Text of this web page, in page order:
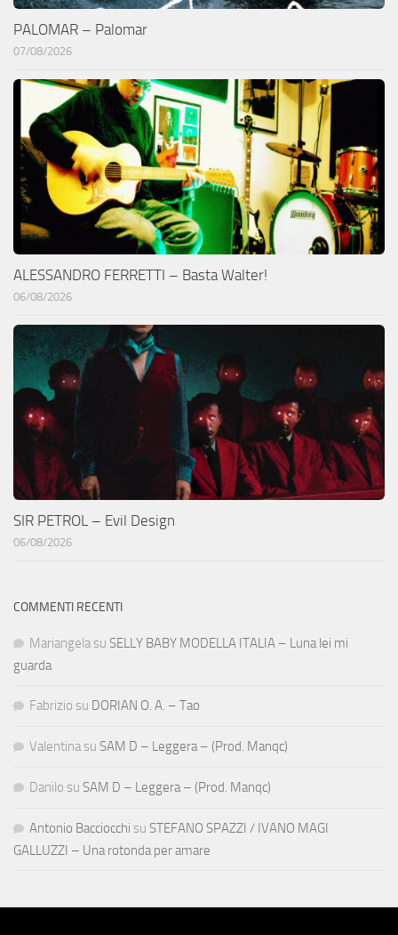
PALOMAR – Palomar
07/08/2026
ALESSANDRO FERRETTI – Basta Walter!
06/08/2026
SIR PETROL – Evil Design
06/08/2026
COMMENTI RECENTI
Mariangela su SELLY BABY MODELLA ITALIA – Luna lei mi
guarda
Fabrizio su DORIAN O. A. – Tao
Valentina su SAM D – Leggera – (Prod. Manqc)
Danilo su SAM D – Leggera – (Prod. Manqc)
Antonio Bacciocchi su STEFANO SPAZZI / IVANO MAGI
GALLUZZI – Una rotonda per amare